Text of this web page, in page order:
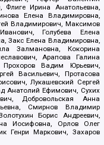
Ирина Анатольевна,
Елена Владимировна,
Владимирович, Максимов
Голубева Елена
Закс Елена Владимировна,
Залмановна, Кокорина
Арапова Галина
Вадим Юрьевич,
Васильевич, Протасова
Лукашевский Сергей
Анатолий Ефимович, Сухих
Добровольская Анна
Смирнов Владимир
Борис Андреевич,
Иосифовна, Орлов Олег
Генри Маркович, Захаров